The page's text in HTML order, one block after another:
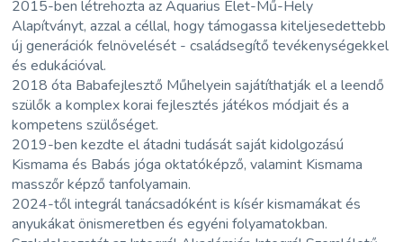
2015-ben létrehozta az Aquarius Élet-Mű-Hely
Alapítványt, azzal a céllal, hogy támogassa kiteljesedettebb
új generációk felnövelését - családsegítő tevékenységekkel
és edukációval.
2018 óta Babafejlesztő Műhelyein sajátíthatják el a leendő
szülők a komplex korai fejlesztés játékos módjait és a
kompetens szülőséget.
2019-ben kezdte el átadni tudását saját kidolgozású
Kismama és Babás jóga oktatóképző, valamint Kismama
masszőr képző tanfolyamain.
2024-től integrál tanácsadóként is kísér kismamákat és
anyukákat önismeretben és egyéni folyamatokban.